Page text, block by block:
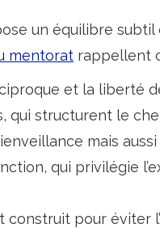
un équilibre
mentorat rappellent
et la liberté
qui structurent le
mais
qui privilégie
pour éviter